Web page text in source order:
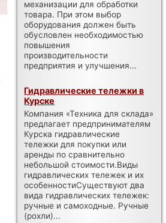
механизации для обработки
товара. При этом выбор
оборудования должен быть
обусловлен необходимостью
повышения
производительности
предприятия и улучшения...
Гидравлические тележки в
Курске
Компания «Техника для склада»
предлагает предпринимателям
Курска гидравлические
тележки для покупки или
аренды по сравнительно
небольшой стоимости.Виды
гидравлических тележек и их
особенностиСуществуют два
вида гидравлических тележек:
ручные и самоходные. Ручные
(рохли)...